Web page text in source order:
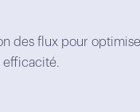
des flux pour
efficacité.